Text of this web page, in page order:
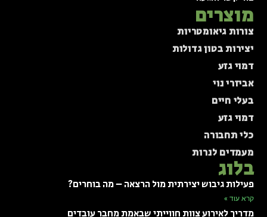
מוצרים
צורות גיאומטריות
יצירות בטון גדולות
דמוי גזע
אביזרי נוי
בעלי חיים
דמוי גזע
כלי תחבורה
מעמדים לנרות
בלוג
פעילות גיבוש יצירתית מול הרצאה – מה בוחרים?
קרא עוד »
מדריך לאירוע צוות חווייתי שבאמת מחבר עובדים